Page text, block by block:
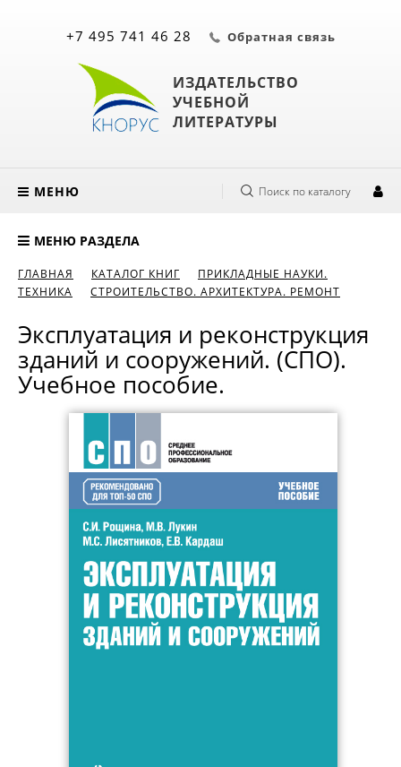
ИЗДАТЕЛЬСТВО
УЧЕБНОЙ
ЛИТЕРАТУРЫ
+7 495 741 46 28 Обратная связь
МЕНЮ Поиск по каталогу
МЕНЮ РАЗДЕЛА
ГЛАВНАЯ КАТАЛОГ КНИГ
ПРИКЛАДНЫЕ НАУКИ.
ТЕХНИКА
СТРОИТЕЛЬСТВО. АРХИТЕКТУРА. РЕМОНТ
Эксплуатация и реконструкция
зданий и сооружений. (СПО).
Учебное пособие.